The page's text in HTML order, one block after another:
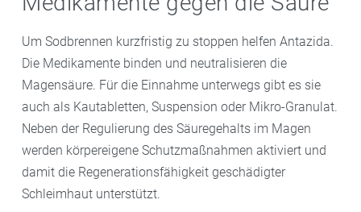
Um Sodbrennen kurzfristig zu stoppen helfen Antazida.
Die Medikamente binden und neutralisieren die
Magensäure. Für die Einnahme unterwegs gibt es sie
auch als Kautabletten, Suspension oder Mikro-Granulat.
Neben der Regulierung des Säuregehalts im Magen
werden körpereigene Schutzmaßnahmen aktiviert und
damit die Regenerationsfähigkeit geschädigter
Schleimhaut unterstützt.